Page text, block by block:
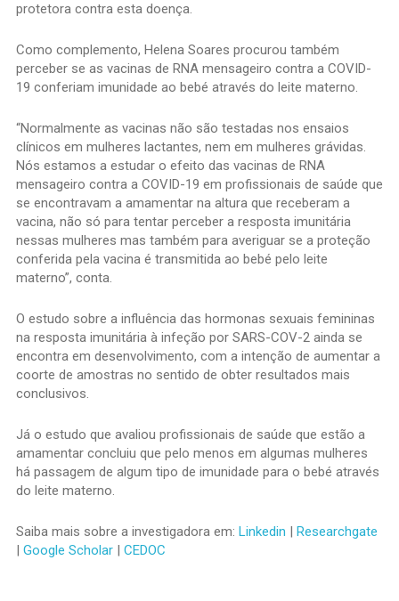
protetora contra esta doença.
Como complemento, Helena Soares procurou também
perceber se as vacinas de RNA mensageiro contra a COVID-
19 conferiam imunidade ao bebé através do leite materno.
“Normalmente as vacinas não são testadas nos ensaios
clínicos em mulheres lactantes, nem em mulheres grávidas.
Nós estamos a estudar o efeito das vacinas de RNA
mensageiro contra a COVID-19 em profissionais de saúde que
se encontravam a amamentar na altura que receberam a
vacina, não só para tentar perceber a resposta imunitária
nessas mulheres mas também para averiguar se a proteção
conferida pela vacina é transmitida ao bebé pelo leite
materno”, conta.
O estudo sobre a influência das hormonas sexuais femininas
na resposta imunitária à infeção por SARS-COV-2 ainda se
encontra em desenvolvimento, com a intenção de aumentar a
coorte de amostras no sentido de obter resultados mais
conclusivos.
Já o estudo que avaliou profissionais de saúde que estão a
amamentar concluiu que pelo menos em algumas mulheres
há passagem de algum tipo de imunidade para o bebé através
do leite materno.
Saiba mais sobre a investigadora em: Linkedin
Researchgate
Google Scholar| CEDOC